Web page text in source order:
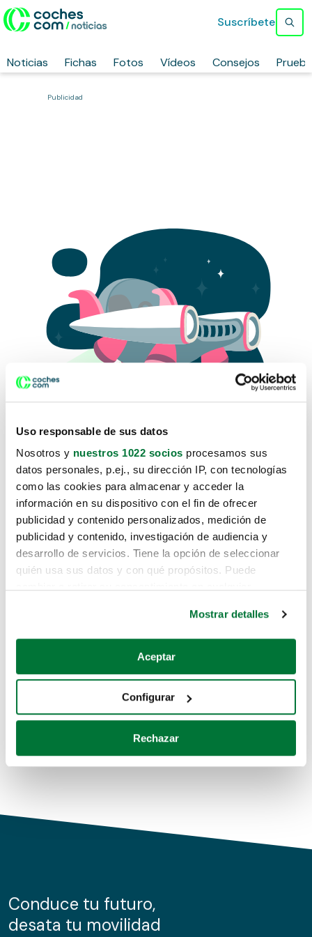
Uso responsable de sus datos
Nosotros y nuestros 1022 socios procesamos sus
datos personales, p.ej., su dirección IP, con tecnologías
como las cookies para almacenar y acceder la
información en su dispositivo con el fin de ofrecer
publicidad y contenido personalizados, medición de
publicidad y contenido, investigación de audiencia y
desarrollo de servicios. Tiene la opción de seleccionar
quién usa sus datos y con qué propósitos. Puede
Si lo permite, también quisiéramos:
Recopilar información sobre su ubicación geográfica
Identificar su dispositivo analizándolo activamente
para buscar características específicas (huellas
Obtenga más información sobre cómo se procesan sus
de cookies.
información sobre el uso que haga del sitio web con
nuestros partners de redes sociales, publicidad y análisis
Mostrar detalles
Aceptar
Configurar
Rechazar
Noticias Fichas Fotos Vídeos Consejos
Suscríbete
Publicidad
Lo sentimos, no sabemos como
te hemos traido hasta aquí.
Pero puedes encontrar el coche que estás
buscando en alguno de estos enlaces:
Coches de segunda mano
Coches de km0
Conduce tu futuro,
desata tu movilidad